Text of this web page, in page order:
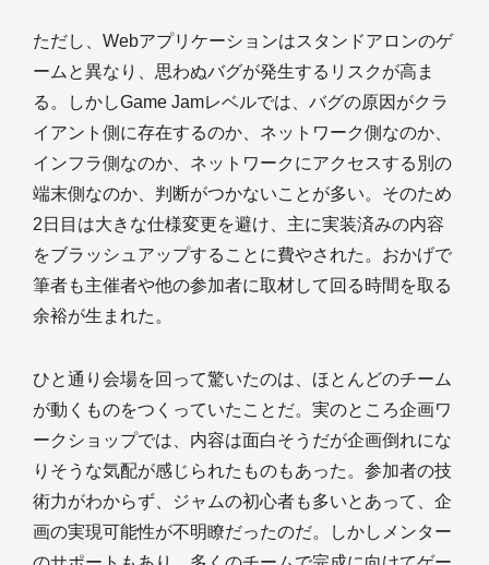
ただし、Webアプリケーションはスタンドアロンのゲ
ームと異なり、思わぬバグが発生するリスクが高ま
る。しかしGame Jamレベルでは、バグの原因がクラ
イアント側に存在するのか、ネットワーク側なのか、
インフラ側なのか、ネットワークにアクセスする別の
端末側なのか、判断がつかないことが多い。そのため
2日目は大きな仕様変更を避け、主に実装済みの内容
をブラッシュアップすることに費やされた。おかげで
筆者も主催者や他の参加者に取材して回る時間を取る
余裕が生まれた。
ひと通り会場を回って驚いたのは、ほとんどのチーム
が動くものをつくっていたことだ。実のところ企画ワ
ークショップでは、内容は面白そうだが企画倒れにな
りそうな気配が感じられたものもあった。参加者の技
術力がわからず、ジャムの初心者も多いとあって、企
画の実現可能性が不明瞭だったのだ。しかしメンター